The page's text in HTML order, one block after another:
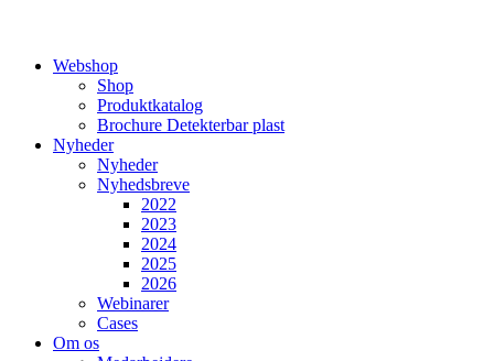
Webshop
Shop
Produktkatalog
Brochure Detekterbar plast
Nyheder
Nyheder
Nyhedsbreve
2022
2023
2024
2025
2026
Webinarer
Cases
Om os